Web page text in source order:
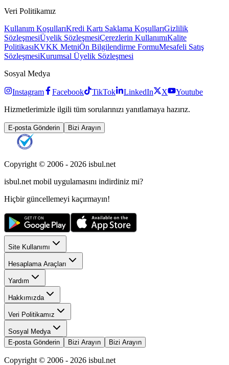
Veri Politikamız
Kullanım KoşullarıKredi Kartı Saklama KoşullarıGizlilik
SözleşmesiÜyelik SözleşmesiÇerezlerin KullanımıKalite
PolitikasıKVKK MetniÖn Bilgilendirme FormuMesafeli Satış
SözleşmesiKurumsal Üyelik Sözleşmesi
Sosyal Medya
Instagram Facebook TikTok LinkedIn X
Youtube
Hizmetlerimizle ilgili tüm sorularınızı yanıtlamaya hazırız.
E-posta Gönderin Bizi Arayın
Copyright © 2006 - 2026 isbul.net
isbul.net mobil uygulamasını indirdiniz mi?
Hiçbir güncellemeyi kaçırmayın!
Site Kullanımı
Hesaplama Araçları
Yardım
Hakkımızda
Veri Politikamız
Sosyal Medya
E-posta Gönderin
Bizi Arayın Bizi Arayın
Copyright © 2006 - 2026 isbul.net